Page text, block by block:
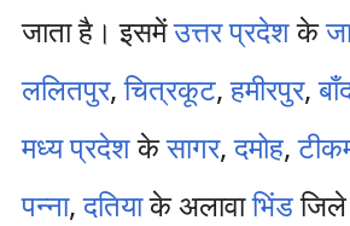
जाता है। इसमेंउत्तर प्रदेशके
ललितपुर,चित्रकूट,हमीरपुर,
मध्य प्रदेशकेसागर,दमोह,
पन्ना,दतियाके अलावाभिंड